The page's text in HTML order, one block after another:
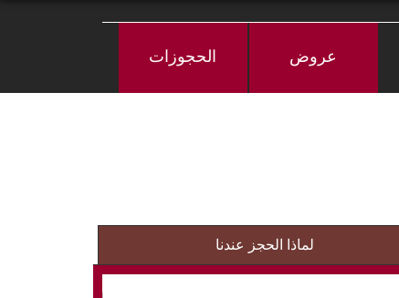
عروض الحجوزات
لماذا الحجز عندنا